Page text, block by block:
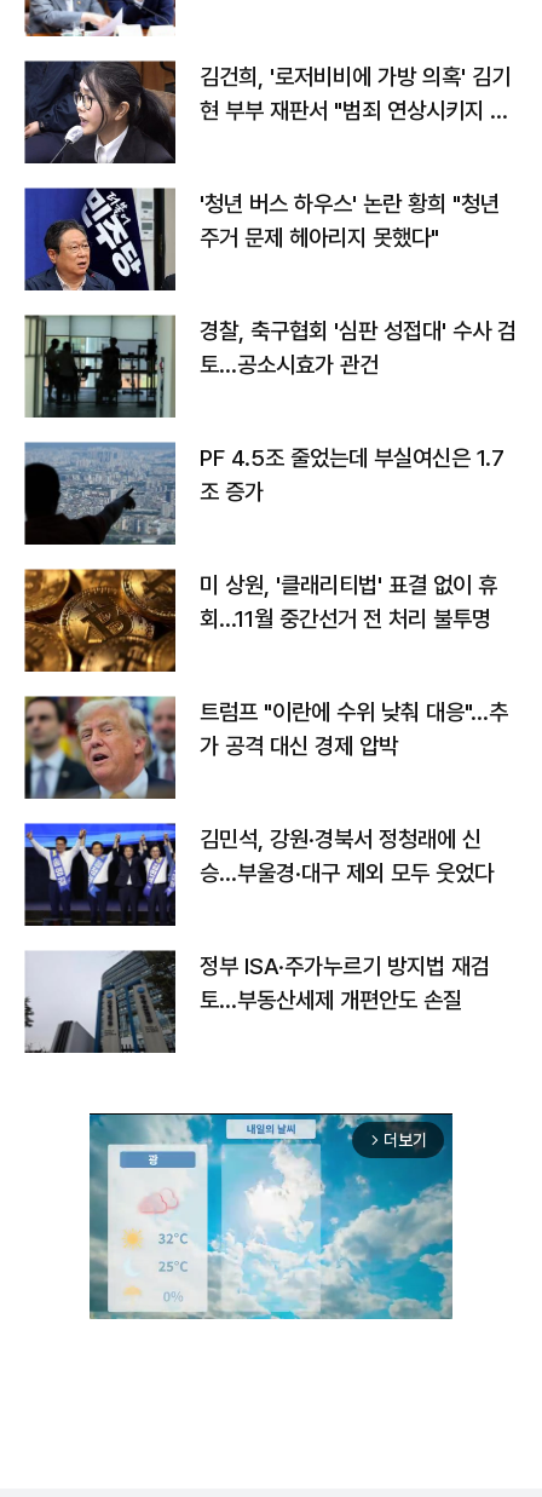
김건희, '로저비비에 가방 의혹' 김기
현 부부 재판서 "범죄 연상시키지 말
'청년 버스 하우스' 논란 황희 "청년
주거 문제 헤아리지 못했다"
경찰, 축구협회 '심판 성접대' 수사 검
토…공소시효가 관건
PF 4.5조 줄었는데 부실여신은 1.7
조 증가
미 상원, '클래리티법' 표결 없이 휴
회…11월 중간선거 전 처리 불투명
트럼프 "이란에 수위 낮춰 대응"…추
가 공격 대신 경제 압박
김민석, 강원·경북서 정청래에 신
승…부울경·대구 제외 모두 웃었다
정부 ISA·주가누르기 방지법 재검
토…부동산세제 개편안도 손질
arrow_forward_ios 더보기